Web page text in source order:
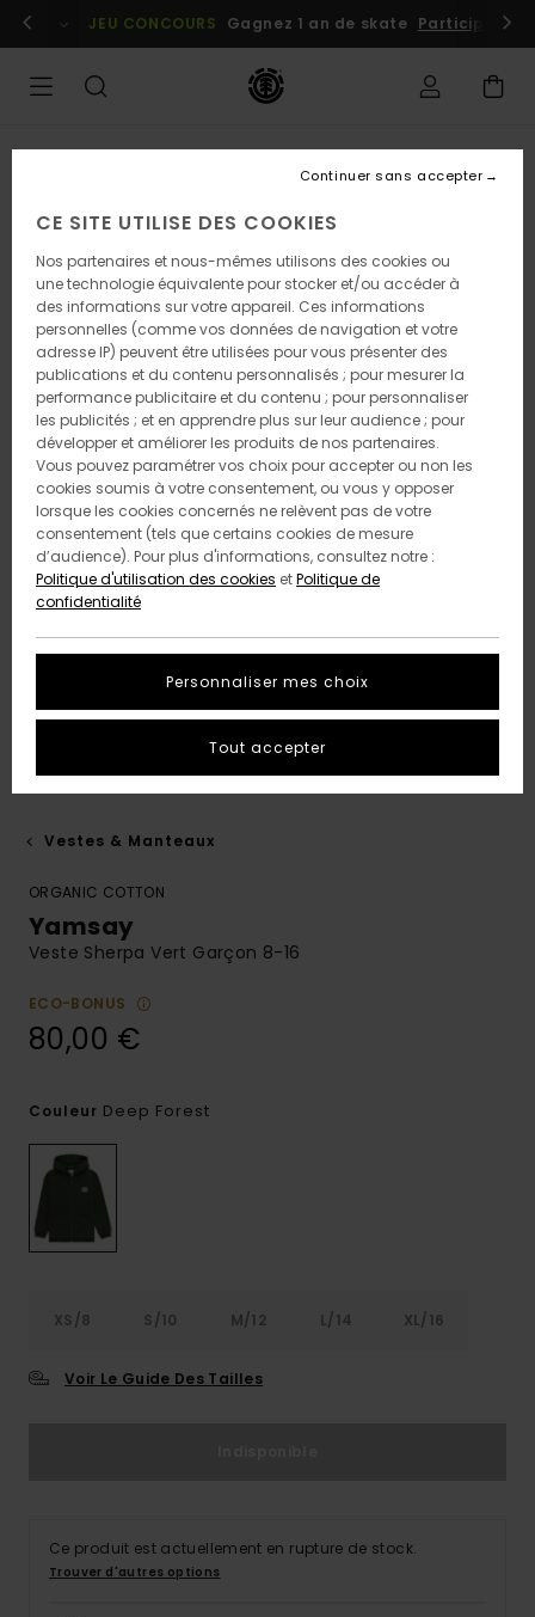
l'information
Se connecter / s'inscrire
JEU CONCOURS Gagnez 1 an de skate Participez
Vestes & Manteaux
ORGANIC COTTON
Yamsay
Veste Sherpa Vert Garçon 8-16
ECO-BONUS
80,00 €
Couleur Deep Forest
XS/8 S/10 M/12 L/14 XL/16
Voir Le Guide Des Tailles
Ce produit est actuellement en rupture de stock.
Trouver d'autres options
CE SITE UTILISE DES COOKIES
Nos partenaires et nous-mêmes utilisons des cookies ou
une technologie équivalente pour stocker et/ou accéder à
des informations sur votre appareil. Ces informations
personnelles (comme vos données de navigation et votre
adresse IP) peuvent être utilisées pour vous présenter des
publications et du contenu personnalisés ; pour mesurer la
performance publicitaire et du contenu ; pour personnaliser
les publicités ; et en apprendre plus sur leur audience ; pour
développer et améliorer les produits de nos partenaires.
Vous pouvez paramétrer vos choix pour accepter ou non les
cookies soumis à votre consentement, ou vous y opposer
lorsque les cookies concernés ne relèvent pas de votre
consentement (tels que certains cookies de mesure
d’audience). Pour plus d'informations, consultez notre :
Politique d'utilisation des cookies etPolitique de
confidentialité
Personnaliser mes choix
Continuer sans accepter
Tout accepter